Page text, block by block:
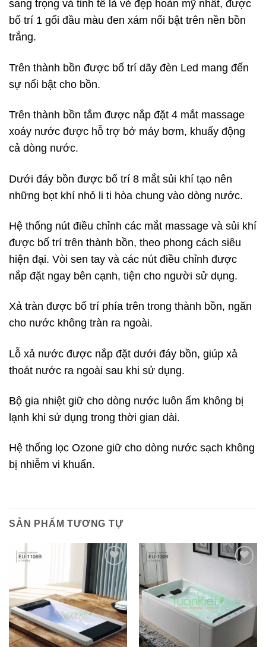
sang trọng và tinh tế là vẻ đẹp hoàn mỹ nhất, được
bố trí 1 gối đầu màu đen xám nổi bật trên nền bồn
trắng.
Trên thành bồn được bố trí dãy đèn Led mang đến
sự nổi bật cho bồn.
Trên thành bồn tắm được nắp đặt 4 mắt massage
xoáy nước được hỗ trợ bở máy bơm, khuấy động
cả dòng nước.
Dưới đáy bồn được bố trí 8 mắt sủi khí tạo nên
những bọt khí nhỏ li ti hòa chung vào dòng nước.
Hệ thống nút điều chỉnh các mắt massage và sủi khí
được bố trí trên thành bồn, theo phong cách siêu
hiện đại. Vòi sen tay và các nút điều chỉnh được
nắp đặt ngay bên cạnh, tiện cho người sử dụng.
Xả tràn được bố trí phía trên trong thành bồn, ngăn
cho nước không tràn ra ngoài.
Lỗ xả nước được nắp đặt dưới đáy bồn, giúp xả
thoát nước ra ngoài sau khi sử dụng.
Bộ gia nhiệt giữ cho dòng nước luôn ấm không bị
lạnh khi sử dụng trong thời gian dài.
Hệ thống lọc Ozone giữ cho dòng nước sạch không
bị nhiễm vi khuẩn.
SẢN PHẨM TƯƠNG TỰ
Add to
wishlist